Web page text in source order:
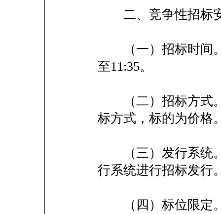
二、竞争性招标
（一）招标时间。
至11:35。
（二）招标方式
标方式，标的为价格
（三）发行系统
行系统进行招标发行
（四）标位限定。